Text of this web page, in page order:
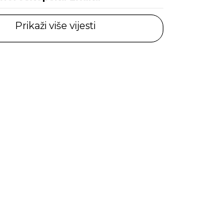
Prikaži više vijesti